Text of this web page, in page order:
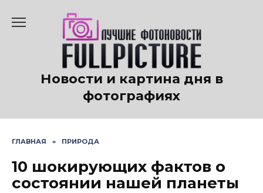
содержанию
Новости и картина дня в
фотографиях
ГЛАВНАЯ » ПРИРОДА
10 шокирующих фактов о
состоянии нашей планеты